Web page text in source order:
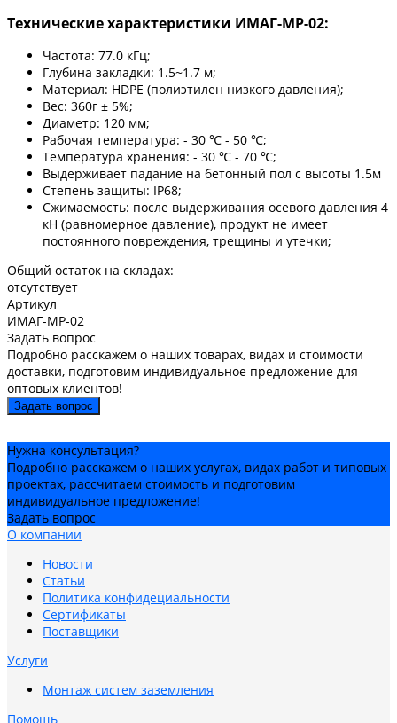
Технические характеристики ИМАГ-MP-02:
Частота: 77.0 кГц;
Глубина закладки: 1.5~1.7 м;
Материал: HDPE (полиэтилен низкого давления);
Вес: 360г ± 5%;
Диаметр: 120 мм;
Рабочая температура: - 30 ℃ - 50 ℃;
Температура хранения: - 30 ℃ - 70 ℃;
Выдерживает падание на бетонный пол с высоты 1.5м
Степень защиты: IP68;
Сжимаемость: после выдерживания осевого давления 4
кН (равномерное давление), продукт не имеет
постоянного повреждения, трещины и утечки;
Общий остаток на складах:
отсутствует
Артикул
ИМАГ-MP-02
Задать вопрос
Подробно расскажем о наших товарах, видах и стоимости
доставки, подготовим индивидуальное предложение для
оптовых клиентов!
Задать вопрос
Нужна консультация?
Подробно расскажем о наших услугах, видах работ и типовых
проектах, рассчитаем стоимость и подготовим
индивидуальное предложение!
Задать вопрос
О компании
Новости
Статьи
Политика конфидециальности
Сертификаты
Поставщики
Услуги
Монтаж систем заземления
Помощь